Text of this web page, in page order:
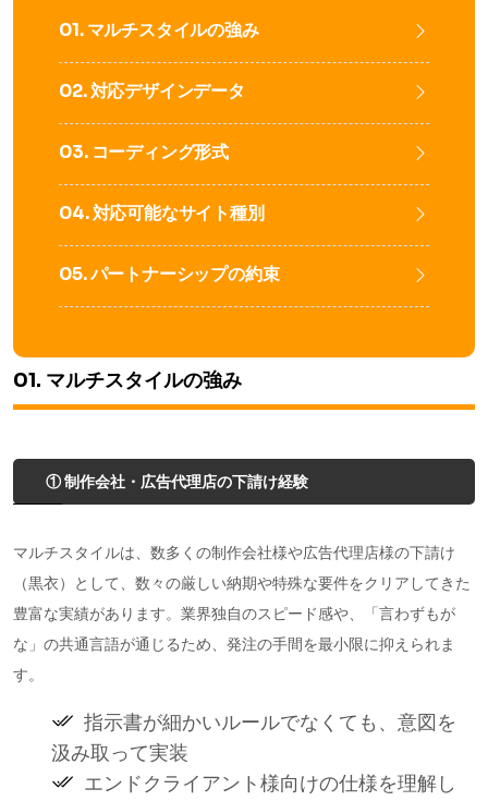
01. マルチスタイルの強み
02. 対応デザインデータ
03. コーディング形式
04. 対応可能なサイト種別
05. パートナーシップの約束
01. マルチスタイルの強み
① 制作会社・広告代理店の下請け経験
マルチスタイルは、数多くの制作会社様や広告代理店様の下請け
（黒衣）として、数々の厳しい納期や特殊な要件をクリアしてきた
豊富な実績があります。業界独自のスピード感や、「言わずもが
な」の共通言語が通じるため、発注の手間を最小限に抑えられま
す。
指示書が細かいルールでなくても、意図を
汲み取って実装
エンドクライアント様向けの仕様を理解し